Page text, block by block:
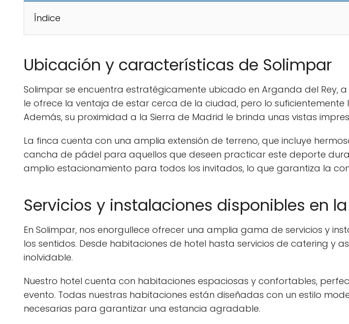
Índice
Ubicación y características de Solimpar
Solimpar se encuentra estratégicamente ubicado en Arganda del Rey,
le ofrece la ventaja de estar cerca de la ciudad, pero lo
Además, su proximidad a la Sierra de Madrid le brinda unas vistas
La finca cuenta con una amplia extensión de terreno, que incluye
cancha de pádel para aquellos que deseen practicar este deporte
amplio estacionamiento para todos los invitados, lo que garantiza la
Servicios y instalaciones disponibles en
En Solimpar, nos enorgullece ofrecer una amplia gama de servicios y
los sentidos. Desde habitaciones de hotel hasta servicios de catering y
inolvidable.
Nuestro hotel cuenta con habitaciones espaciosas y confortables,
evento. Todas nuestras habitaciones están diseñadas con un estilo
necesarias para garantizar una estancia agradable.